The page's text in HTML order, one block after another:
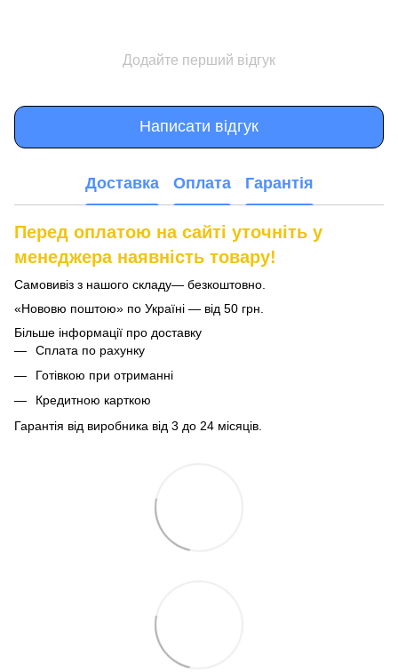
Додайте перший відгук
Написати відгук
Доставка Оплата Гарантія
Перед оплатою на сайті уточніть у
менеджера наявність товару!
Самовивіз з нашого складу— безкоштовно.
«Нововю поштою» по Україні — від 50 грн.
Більше інформації про доставку
Сплата по рахунку
Готівкою при отриманні
Кредитною карткою
Гарантія від виробника від 3 до 24 місяців.